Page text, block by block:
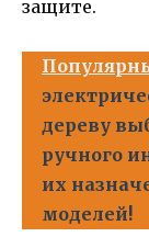
защите.
дереву
ручного
их
моделей!